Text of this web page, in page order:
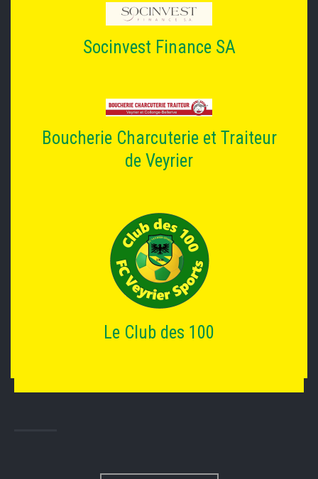
Socinvest Finance SA
Boucherie Charcuterie et Traiteur
de Veyrier
Le Club des 100